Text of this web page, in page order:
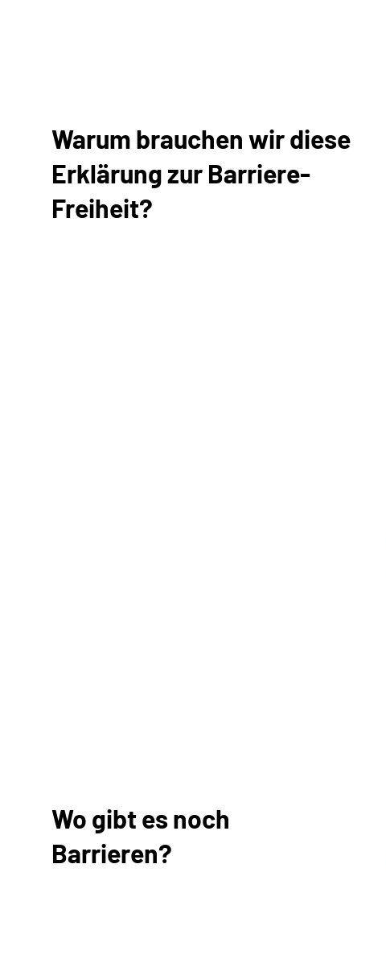
Warum brauchen wir diese
Erklärung zur Barriere-
Freiheit?
Wo gibt es noch
Barrieren?